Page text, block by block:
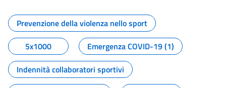
Tutti i contenuti della pagina
Prevenzione della violenza nello sport
5x1000
Emergenza COVID-19 (1)
Indennità collaboratori sportivi